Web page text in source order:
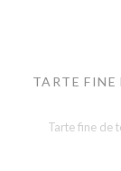
TARTE FINE
Tarte fine de